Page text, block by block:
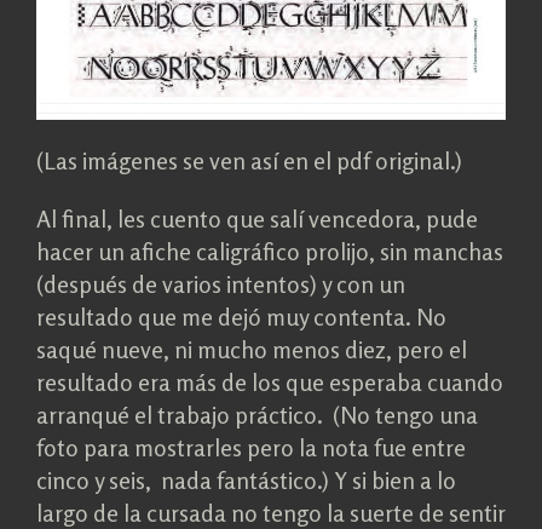
(Las imágenes se ven así en el pdf original.)
Al final, les cuento que salí vencedora, pude
hacer un afiche caligráfico prolijo, sin manchas
(después de varios intentos) y con un
resultado que me dejó muy contenta. No
saqué nueve, ni mucho menos diez, pero el
resultado era más de los que esperaba cuando
arranqué el trabajo práctico. (No tengo una
foto para mostrarles pero la nota fue entre
cinco y seis, nada fantástico.) Y si bien a lo
largo de la cursada no tengo la suerte de sentir